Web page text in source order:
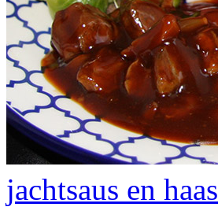
jachtsaus en haas